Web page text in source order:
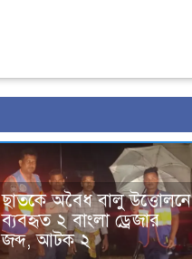
ছাতকে অবৈধ বালু উত্তোলনে
ব্যবহৃত ২ বাংলা ড্রেজার
জব্দ, আটক ২